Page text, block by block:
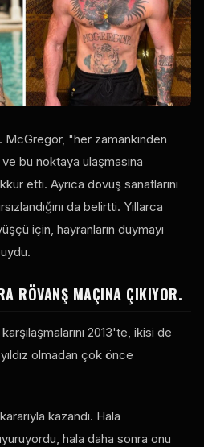
McGregor, "her zamankinden
bu noktaya ulaşmasına
etti. Ayrıca dövüş sanatlarını
da belirtti. Yıllarca
için, hayranların duymayı
RÖVANŞ MAÇINA ÇIKIYOR.
2013'te, ikisi de
yıldız olmadan çok önce
kazandı. Hala
hala daha sonra onu